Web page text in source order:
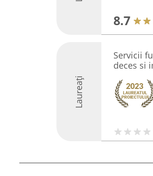
8.7
Laureați
Servicii
deces si